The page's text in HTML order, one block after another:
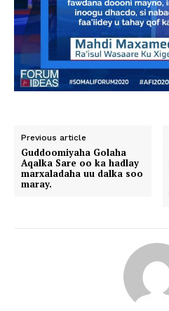
Previous article
Guddoomiyaha Golaha
Aqalka Sare oo ka hadlay
marxaladaha uu dalka soo
maray.